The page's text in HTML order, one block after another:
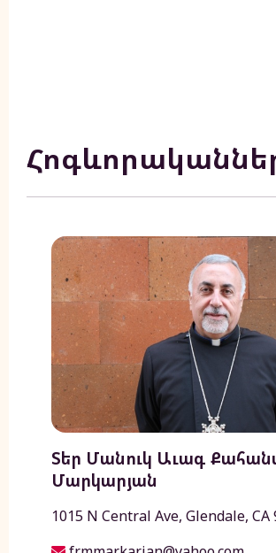
Տեր Մանուկ Աւագ
Մարկարյան
1015 N Central Ave, Glendale, CA